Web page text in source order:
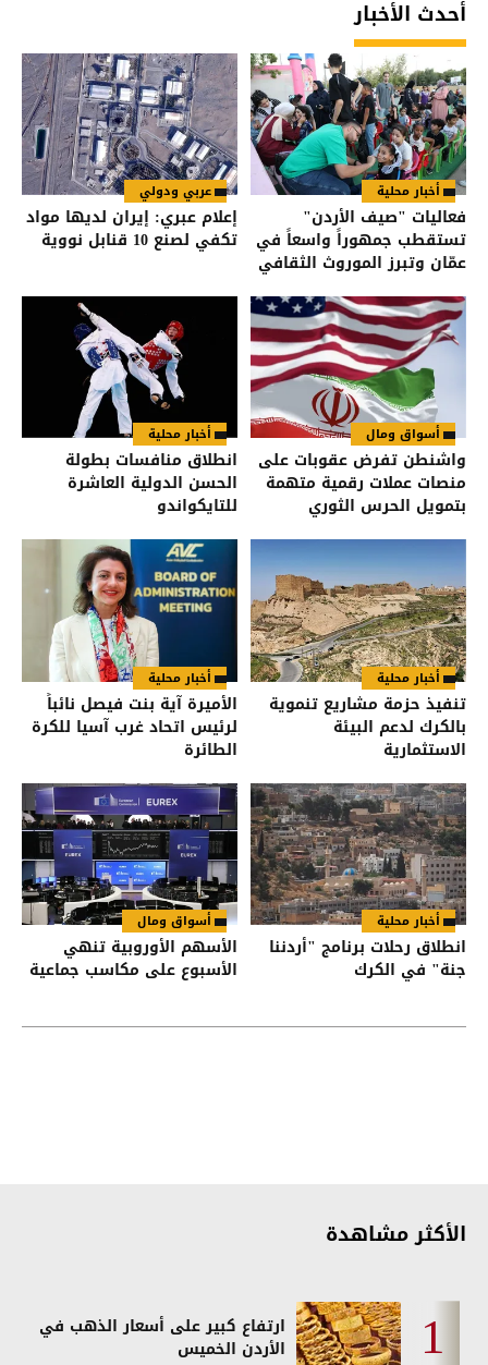
أحدث الأخبار
أخبار محلية
فعاليات "صيف الأردن"
تستقطب جمهوراً واسعاً في
عمّان وتبرز الموروث الثقافي
عربي ودولي
إعلام عبري: إيران لديها مواد
تكفي لصنع 10 قنابل نووية
أسواق ومال
واشنطن تفرض عقوبات على
منصات عملات رقمية متهمة
بتمويل الحرس الثوري
أخبار محلية
انطلاق منافسات بطولة
الحسن الدولية العاشرة
للتايكواندو
أخبار محلية
تنفيذ حزمة مشاريع تنموية
بالكرك لدعم البيئة
الاستثمارية
أخبار محلية
الأميرة آية بنت فيصل نائباً
لرئيس اتحاد غرب آسيا للكرة
الطائرة
أخبار محلية
انطلاق رحلات برنامج "أردننا
جنة" في الكرك
أسواق ومال
الأسهم الأوروبية تنهي
الأسبوع على مكاسب جماعية
الأكثر مشاهدة
ارتفاع كبير على أسعار الذهب في
الأردن الخميس